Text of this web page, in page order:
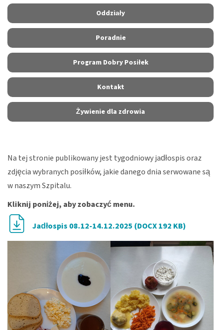
Oddziały
Poradnie
Program Dobry Posiłek
Kontakt
Żywienie dla zdrowia
Na tej stronie publikowany jest tygodniowy jadłospis oraz
zdjęcia wybranych posiłków, jakie danego dnia serwowane są
w naszym Szpitalu.
Kliknij poniżej, aby zobaczyć menu.
Jadłospis 08.12-14.12.2025 (DOCX 192 KB)